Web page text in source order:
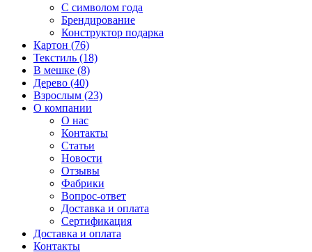
С символом года
Брендирование
Конструктор подарка
Картон (76)
Текстиль (18)
В мешке (8)
Дерево (40)
Взрослым (23)
О компании
О нас
Контакты
Статьи
Новости
Отзывы
Фабрики
Вопрос-ответ
Доставка и оплата
Сертификация
Доставка и оплата
Контакты